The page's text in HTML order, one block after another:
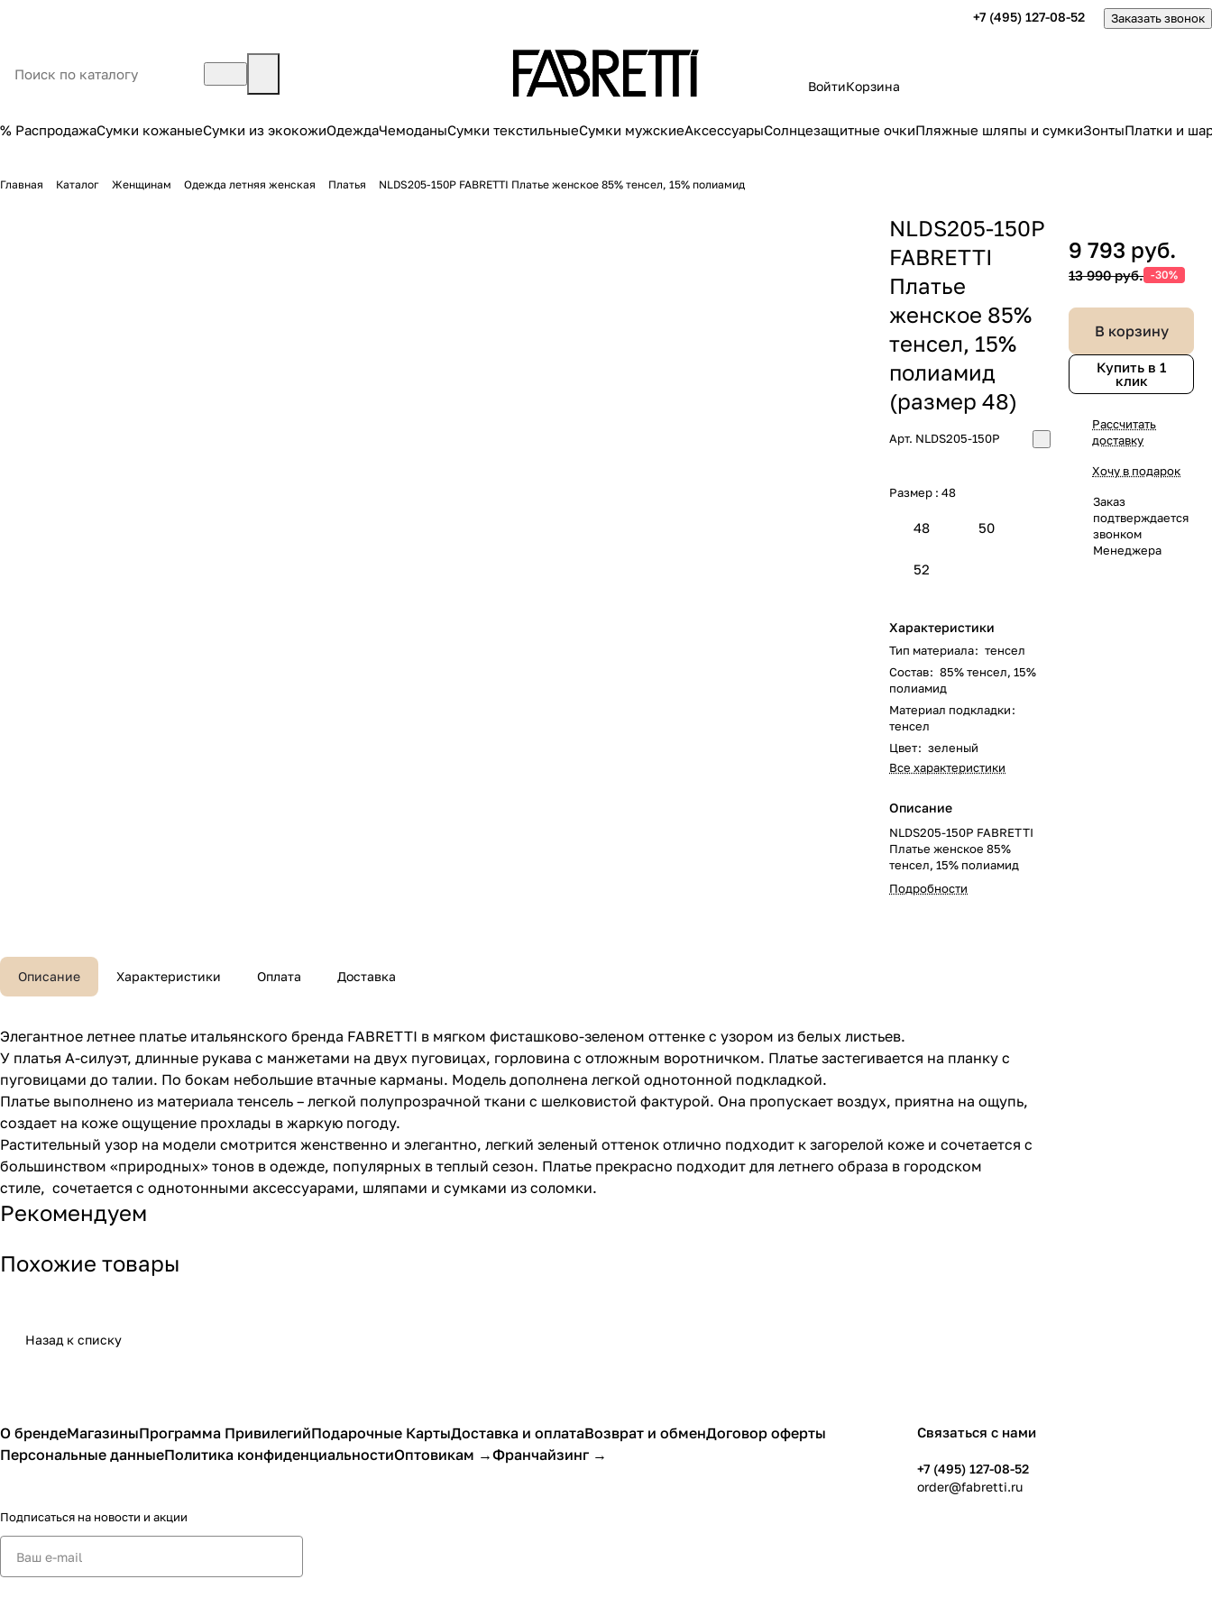
+7 (495) 127-08-52 Заказать звонок
ВойтиКорзина
% РаспродажаСумки кожаныеСумки из экокожиОдеждаЧемоданыСумки текстильныеСумки мужскиеАксессуарыСолнцезащитные очкиПляжные шляпы и сумкиЗонтыПлатки и
Главная Каталог Женщинам Одежда летняя женская Платья NLDS205-150P FABRETTI Платье женское 85% тенсел, 15% полиамид
NLDS205-150P
FABRETTI
Платье
женское 85%
тенсел, 15%
полиамид
(размер 48)
Арт. NLDS205-150P
Размер : 48
48 50
52
Характеристики
Тип материала: тенсел
Состав: 85% тенсел, 15%
полиамид
Материал подкладки:
тенсел
Цвет: зеленый
Все характеристики
Описание
NLDS205-150P FABRETTI
Платье женское 85%
тенсел, 15% полиамид
Подробности
9 793 руб.
13 990 руб. -30%
В корзину
Купить в 1
клик
Рассчитать
доставку
Хочу в подарок
Заказ
подтверждается
звонком
Менеджера
Описание Характеристики Оплата Доставка
Элегантное летнее платье итальянского бренда FABRETTI в мягком фисташково-зеленом оттенке с узором из белых листьев.
У платья А-силуэт, длинные рукава с манжетами на двух пуговицах, горловина с отложным воротничком. Платье застегивается на планку с
пуговицами до талии. По бокам небольшие втачные карманы. Модель дополнена легкой однотонной подкладкой.
Платье выполнено из материала тенсель – легкой полупрозрачной ткани с шелковистой фактурой. Она пропускает воздух, приятна на ощупь,
создает на коже ощущение прохлады в жаркую погоду.
Растительный узор на модели смотрится женственно и элегантно, легкий зеленый оттенок отлично подходит к загорелой коже и сочетается с
большинством «природных» тонов в одежде, популярных в теплый сезон. Платье прекрасно подходит для летнего образа в городском
стиле, сочетается с однотонными аксессуарами, шляпами и сумками из соломки.
Рекомендуем
Похожие товары
Назад к списку
О брендеМагазиныПрограмма ПривилегийПодарочные КартыДоставка и оплатаВозврат и обменДоговор оферты
Персональные данныеПолитика конфиденциальностиОптовикам →Франчайзинг →
Подписаться на новости и акции
Связаться с нами
+7 (495) 127-08-52
order@fabretti.ru